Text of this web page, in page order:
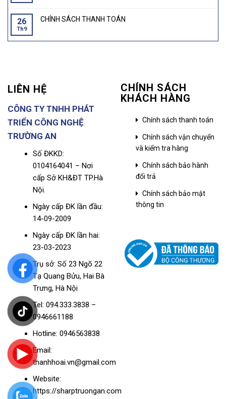
26
Th9
CHÍNH SÁCH THANH TOÁN
LIÊN HỆ
CÔNG TY TNHH PHÁT
TRIỂN CÔNG NGHỆ
TRƯỜNG AN
Số ĐKKD:
0104164041 – Nơi
cấp Sở KH&ĐT TP.Hà
Nội.
Ngày cấp ĐK lần đầu:
14-09-2009
Ngày cấp ĐK lần hai:
23-03-2023
Trụ sở: Số 23 Ngõ 22
Tạ Quang Bửu, Hai Bà
Trưng, Hà Nội
Tel: 094.333.3838 –
0946661188
Hotline: 0946563838
Email:
thanhhoai.vn@gmail.com
Website:
https://sharptruongan.com
CHÍNH SÁCH
KHÁCH HÀNG
Chính sách thanh toán
Chính sách vận chuyển
và kiểm tra hàng
Chính sách bảo hành
đổi trả
Chính sách bảo mật
thông tin